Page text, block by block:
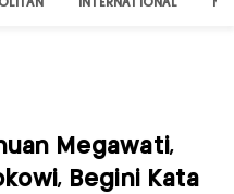
INTERNATIONAL
Megawati,
Begini Kata